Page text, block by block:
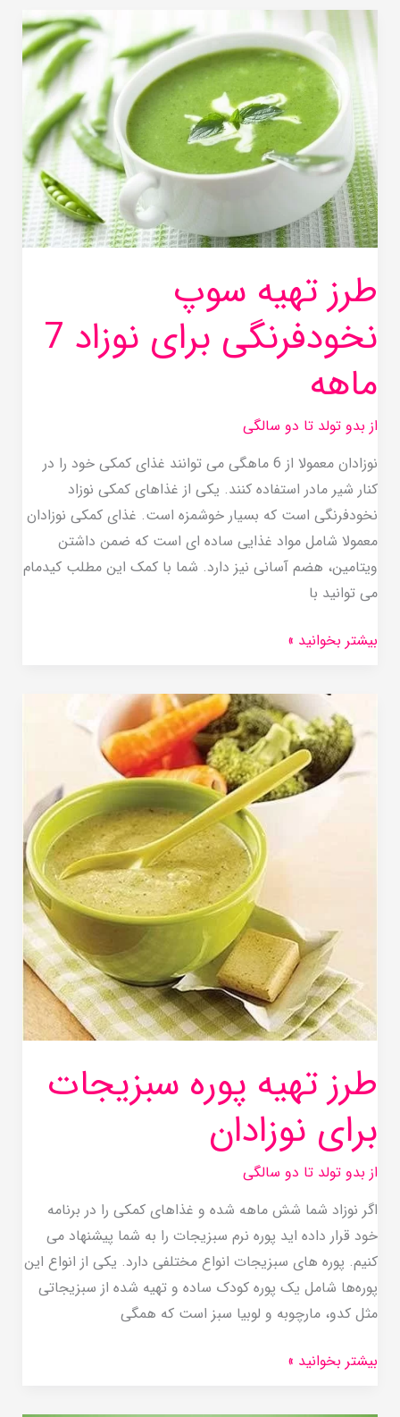
طرز تهیه سوپ
نخودفرنگی برای نوزاد 7
ماهه
از بدو تولد تا دو سالگی
نوزادان معمولا از 6 ماهگی می توانند غذای کمکی خود را در
کنار شیر مادر استفاده کنند. یکی از غذاهای کمکی نوزاد
نخودفرنگی است که بسیار خوشمزه است. غذای کمکی نوزادان
معمولا شامل مواد غذایی ساده ای است که ضمن داشتن
ویتامین، هضم آسانی نیز دارد. شما با کمک این مطلب کیدمام
می توانید با
طرز
تهیه
نخودفرنگی
برای
نوزاد
7
ماهه
بیشتر بخوانید »
طرز تهیه پوره سبزیجات
برای نوزادان
از بدو تولد تا دو سالگی
اگر نوزاد شما شش ماهه شده و غذاهای کمکی را در برنامه
خود قرار داده اید پوره نرم سبزیجات را به شما پیشنهاد می
کنیم. پوره های سبزیجات انواع مختلفی دارد. یکی از انواع این
پوره‌ها شامل یک پوره کودک ساده و تهیه‌ شده از سبزیجاتی
مثل کدو، مارچوبه و لوبیا سبز است که همگی
تهیه
سبزیجات
بیشتر بخوانید »